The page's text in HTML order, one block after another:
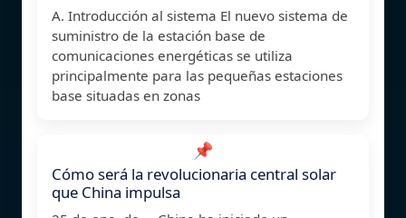
A. Introducción al sistema El nuevo sistema de
suministro de la estación base de
comunicaciones energéticas se utiliza
principalmente para las pequeñas estaciones
base situadas en zonas
📌
Cómo será la revolucionaria central solar
que China impulsa